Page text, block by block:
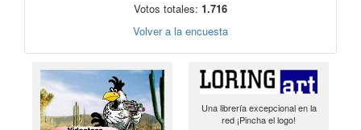
Votos totales: 1.716
Volver a la encuesta
Una librería excepcional en la
red ¡Pincha el logo!